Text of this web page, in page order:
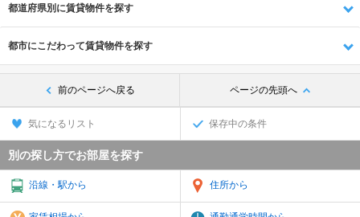
都道府県別に賃貸物件を探す
都市にこだわって賃貸物件を探す
前のページへ戻る ページの先頭へ
気になるリスト 保存中の条件
別の探し方でお部屋を探す
沿線・駅から 住所から